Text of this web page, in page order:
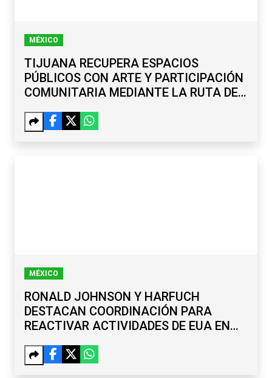
MÉXICO
TIJUANA RECUPERA ESPACIOS
PÚBLICOS CON ARTE Y PARTICIPACIÓN
COMUNITARIA MEDIANTE LA RUTA DE
MÉXICO
RONALD JOHNSON Y HARFUCH
DESTACAN COORDINACIÓN PARA
REACTIVAR ACTIVIDADES DE EUA EN